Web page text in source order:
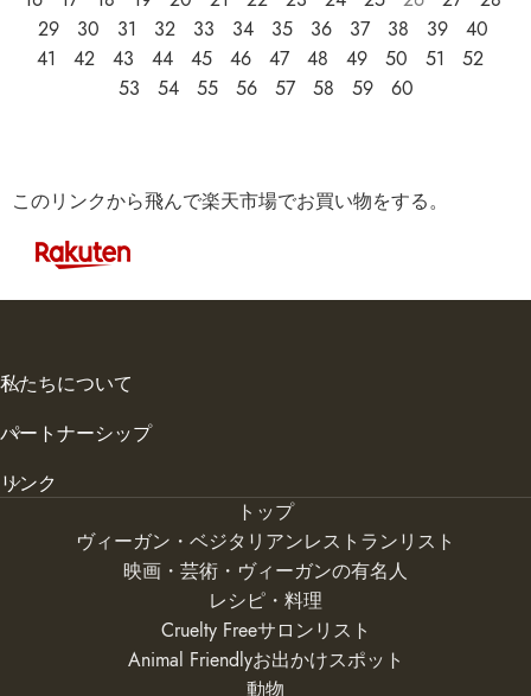
29
30 31 32 33 34 35 36 37 38 39
40
41
42 43 44 45 46 47 48 49 50 51
52
53
54 55 56 57 58 59 60
このリンクから飛んで楽天市場でお買い物をする。
私たちについて
パートナーシップ
リンク
トップ
ヴィーガン・ベジタリアンレストランリスト
映画・芸術・ヴィーガンの有名人
レシピ・料理
Cruelty Freeサロンリスト
Animal Friendlyお出かけスポット
動物